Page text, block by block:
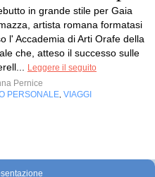
in grande stile per Gaia
artista romana formatasi
l' Accademia di Arti Orafe della
che, atteso il successo sulle
Leggere il seguito
Pernice
PERSONALE VIAGGI